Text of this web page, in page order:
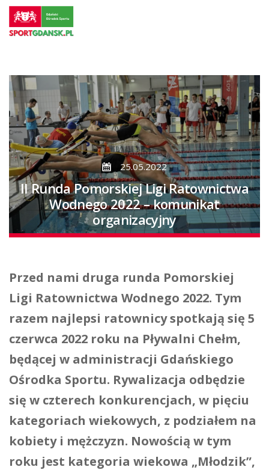
Przejdź
treści
Przejdź
do
25.05.2022
II Runda Pomorskiej Ligi Ratownictwa
Wodnego 2022 – komunikat
organizacyjny
Przed nami druga runda Pomorskiej
Ligi Ratownictwa Wodnego 2022. Tym
razem najlepsi ratownicy spotkają się 5
czerwca 2022 roku na Pływalni Chełm,
będącej w administracji Gdańskiego
Ośrodka Sportu. Rywalizacja odbędzie
się w czterech konkurencjach, w pięciu
kategoriach wiekowych, z podziałem na
kobiety i mężczyzn. Nowością w tym
roku jest kategoria wiekowa „Młodzik”,